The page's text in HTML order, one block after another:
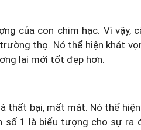
của con chim hạc. Vì vậy,
thọ. Nó thể hiện khát
lai mới tốt đẹp hơn.
thất bại, mất mát. Nó thể
số 1 là biểu tượng cho sự ra